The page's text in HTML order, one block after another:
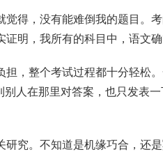
得，没有能难倒我的题目。
明，我所有的科目中，语文确
担，整个考试过程都十分轻松
人在那里对答案，也只发表
研究。不知道是机缘巧合，还